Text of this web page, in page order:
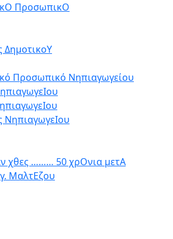
ΠροσωπικΟ
ΔημοτικοΥ
Προσωπικό Νηπιαγωγείου
ΝηπιαγωγεΙου
χθες ……… 50 χρΟνια μετΑ
ΜαλτΕζου